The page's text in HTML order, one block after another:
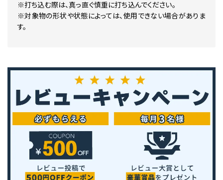
※打ち込む際は、真っ直ぐ慎重に打ち込んでください。
※対象物の形状や状態によっては、使用できない場合がありま
す。